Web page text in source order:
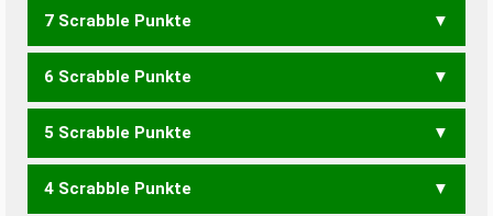
7 Scrabble Punkte
RUTILE
6 Scrabble Punkte
LITER RUTIL TRIEL
5 Scrabble Punkte
EILT ILER LEIT LURE
4 Scrabble Punkte